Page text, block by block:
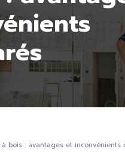
bois : avantages et inconvénients